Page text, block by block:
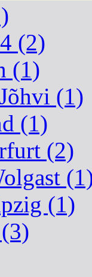
(2)
(1)
(1)
(1)
(2)
(1)